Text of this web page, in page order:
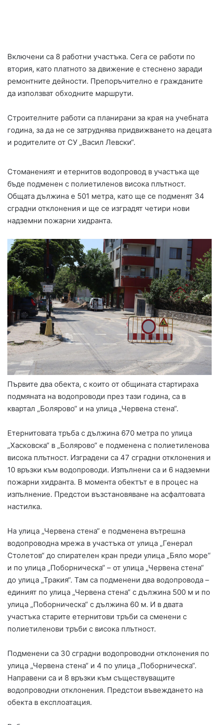
Включени са 8 работни участъка. Сега се работи по
втория, като платното за движение е стеснено заради
ремонтните дейности. Препоръчително е гражданите
да използват обходните маршрути.
Строителните работи са планирани за края на учебната
година, за да не се затруднява придвижването на децата
и родителите от СУ „Васил Левски“.
Стоманеният и етернитов водопровод в участъка ще
бъде подменен с полиетиленов висока плътност.
Общата дължина е 501 метра, като ще се подменят 34
сградни отклонения и ще се изградят четири нови
надземни пожарни хидранта.
Първите два обекта, с които от общината стартираха
подмяната на водопроводи през тази година, са в
квартал „Болярово“ и на улица „Червена стена“.
Етернитовата тръба с дължина 670 метра по улица
„Хасковска“ в „Болярово“ е подменена с полиетиленова
висока плътност. Изградени са 47 сградни отклонения и
10 връзки към водопроводи. Изпълнени са и 6 надземни
пожарни хидранта. В момента обектът е в процес на
изпълнение. Предстои възстановяване на асфалтовата
настилка.
На улица „Червена стена“ е подменена вътрешна
водопроводна мрежа в участъка от улица „Генерал
Столетов“ до спирателен кран преди улица „Бяло море“
и по улица „Поборническа“ – от улица „Червена стена“
до улица „Тракия“. Там са подменени два водопровода –
единият по улица „Червена стена“ с дължина 500 м и по
улица „Поборническа“ с дължина 60 м. И в двата
участъка старите етернитови тръби са сменени с
полиетиленови тръби с висока плътност.
Подменени са 30 сградни водопроводни отклонения по
улица „Червена стена“ и 4 по улица „Поборническа“.
Направени са и 8 връзки към съществуващите
водопроводни отклонения. Предстои въвеждането на
обекта в експлоатация.